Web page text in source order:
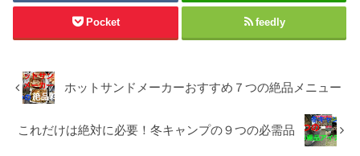
Pocket feedly
ホットサンドメーカーおすすめ７つの絶品メニュー
これだけは絶対に必要！冬キャンプの９つの必需品